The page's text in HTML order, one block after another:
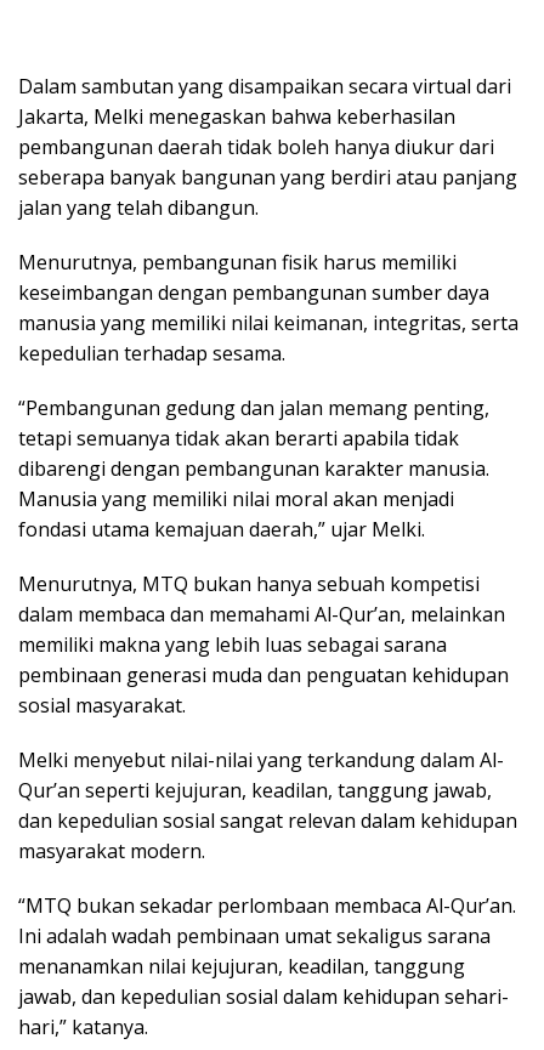
Dalam sambutan yang disampaikan secara virtual dari
Jakarta, Melki menegaskan bahwa keberhasilan
pembangunan daerah tidak boleh hanya diukur dari
seberapa banyak bangunan yang berdiri atau panjang
jalan yang telah dibangun.
Menurutnya, pembangunan fisik harus memiliki
keseimbangan dengan pembangunan sumber daya
manusia yang memiliki nilai keimanan, integritas, serta
kepedulian terhadap sesama.
“Pembangunan gedung dan jalan memang penting,
tetapi semuanya tidak akan berarti apabila tidak
dibarengi dengan pembangunan karakter manusia.
Manusia yang memiliki nilai moral akan menjadi
fondasi utama kemajuan daerah,” ujar Melki.
Menurutnya, MTQ bukan hanya sebuah kompetisi
dalam membaca dan memahami Al-Qur’an, melainkan
memiliki makna yang lebih luas sebagai sarana
pembinaan generasi muda dan penguatan kehidupan
sosial masyarakat.
Melki menyebut nilai-nilai yang terkandung dalam Al-
Qur’an seperti kejujuran, keadilan, tanggung jawab,
dan kepedulian sosial sangat relevan dalam kehidupan
masyarakat modern.
“MTQ bukan sekadar perlombaan membaca Al-Qur’an.
Ini adalah wadah pembinaan umat sekaligus sarana
menanamkan nilai kejujuran, keadilan, tanggung
jawab, dan kepedulian sosial dalam kehidupan sehari-
hari,” katanya.